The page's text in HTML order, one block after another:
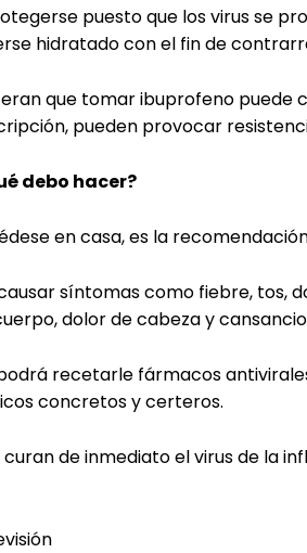
puesto que los virus se
hidratado con el fin de
que tomar ibuprofeno puede
pueden provocar
debo hacer?
en casa, es la
síntomas como fiebre, tos,
dolor de cabeza y
recetarle fármacos
concretos y certeros.
de inmediato el virus de la